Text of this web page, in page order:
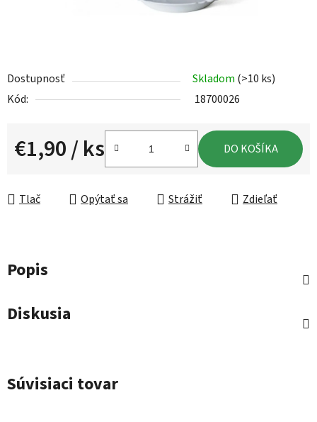
Dostupnosť Skladom (>10 ks)
Kód:
18700026
€1,90/ ks DO KOŠÍKA
Tlač Opýtať sa Strážiť Zdieľať
Popis
Diskusia
Súvisiaci tovar